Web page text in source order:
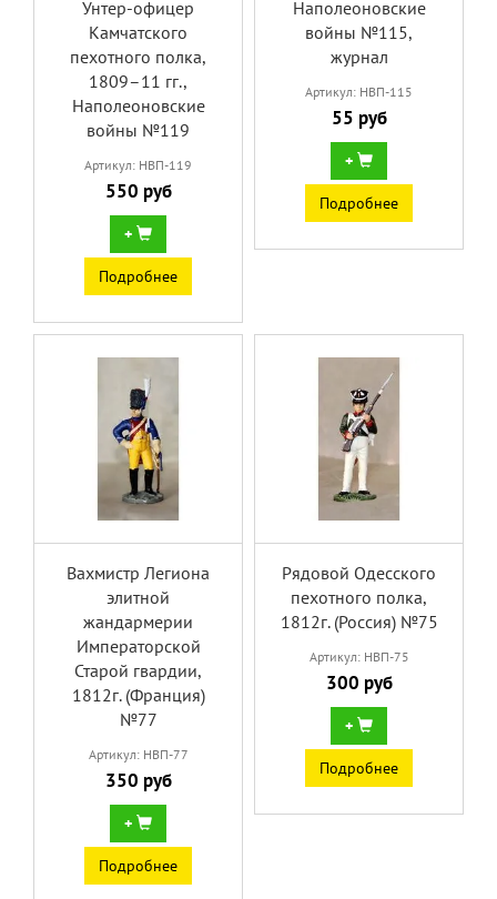
Унтер-офицер
Камчатского
пехотного полка,
1809–11 гг.,
Наполеоновские
войны №119
Артикул: НВП-119
550 руб
+
Подробнее
Наполеоновские
войны №115,
журнал
Артикул: НВП-115
55 руб
+
Подробнее
Вахмистр Легиона
элитной
жандармерии
Императорской
Старой гвардии,
1812г. (Франция)
№77
Артикул: НВП-77
350 руб
+
Подробнее
Рядовой Одесского
пехотного полка,
1812г. (Россия) №75
Артикул: НВП-75
300 руб
+
Подробнее